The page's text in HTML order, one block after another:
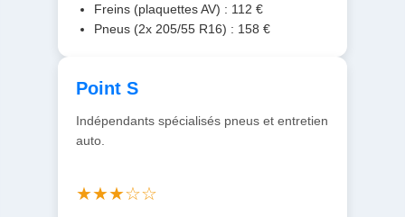
Freins (plaquettes AV) : 112 €
Pneus (2x 205/55 R16) : 158 €
Point S
Indépendants spécialisés pneus et entretien
auto.
★★★☆☆